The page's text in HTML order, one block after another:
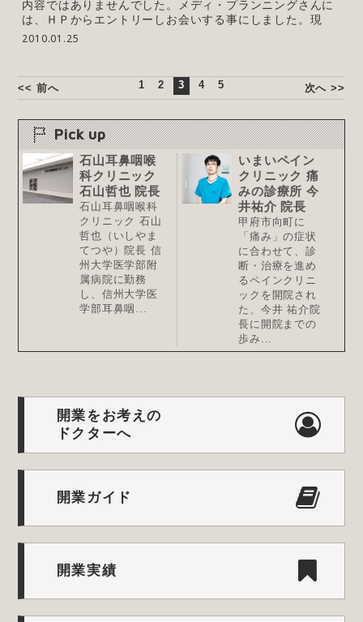
内容ではありませんでした。メディ・プランニングさんに
は、ＨＰからエントリーしお会いする事にしました。現
2010.01.25
<< 前へ 1 2 3 4 5 次へ >>
Pick up
石山耳鼻咽喉
科クリニック
石山哲也 院長
石山耳鼻咽喉科
クリニック 石山
哲也（いしやま
てつや）院長 信
州大学医学部附
属病院に勤務
し、信州大学医
学部耳鼻咽...
いまいペイン
クリニック 痛
みの診療所 今
井祐介 院長
甲府市向町に
「痛み」の症状
に合わせて、診
断・治療を進め
るペインクリニ
ックを開院され
た、今井 祐介院
長に開院までの
歩み...
開業をお考えの
ドクターへ
開業ガイド
開業実績